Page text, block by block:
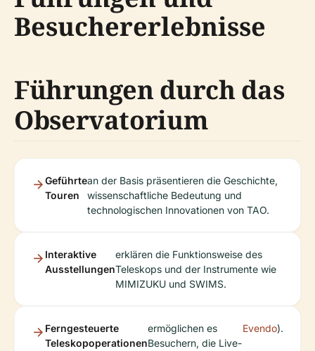
Besuchererlebnisse
Führungen durch das
Observatorium
Geführte
Touren
an der Basis präsentieren die Geschichte,
wissenschaftliche Bedeutung und
technologischen Innovationen von TAO.
Interaktive
Ausstellungen
erklären die Funktionsweise des
Teleskops und der Instrumente wie
MIMIZUKU und SWIMS.
Ferngesteuerte
Teleskopoperationen
ermöglichen es
Besuchern, die Live-
Evendo).